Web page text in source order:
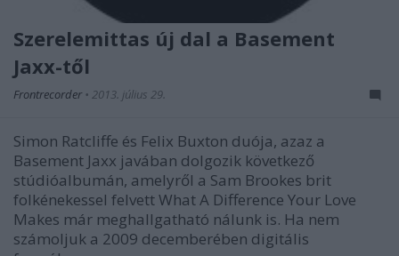
Szerelemittas új dal a Basement
Jaxx-től
Frontrecorder • 2013. július 29.
Simon Ratcliffe és Felix Buxton duója, azaz a
Basement Jaxx javában dolgozik következő
stúdióalbumán, amelyről a Sam Brookes brit
folkénekessel felvett What A Difference Your Love
Makes már meghallgatható nálunk is. Ha nem
számoljuk a 2009 decemberében digitális